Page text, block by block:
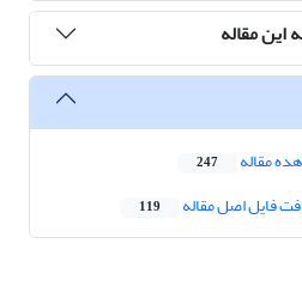
این مقاله
مقاله 247
فایل اصل مقاله 119